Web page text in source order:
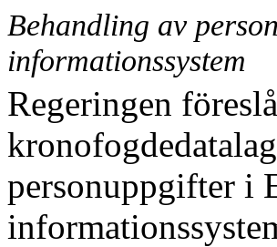
Behandling av
informationssystem
Regeringen
personuppgifter i